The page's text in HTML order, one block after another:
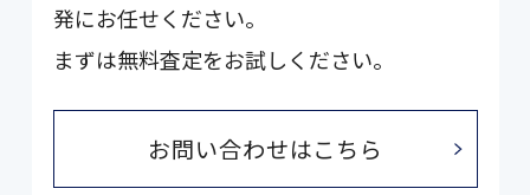
発にお任せください。
まずは無料査定をお試しください。
お問い合わせはこちら